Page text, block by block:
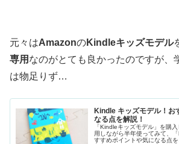
元々はAmazonのKindleキッズモデル
専用 なのがとても良かったのですが、
は物足りず…
Kindle キッズモデル！お
なる点を解説！
「Kindleキッズモデル」を購
用しながら半年使ってみて、
すすめポイントや気になる点